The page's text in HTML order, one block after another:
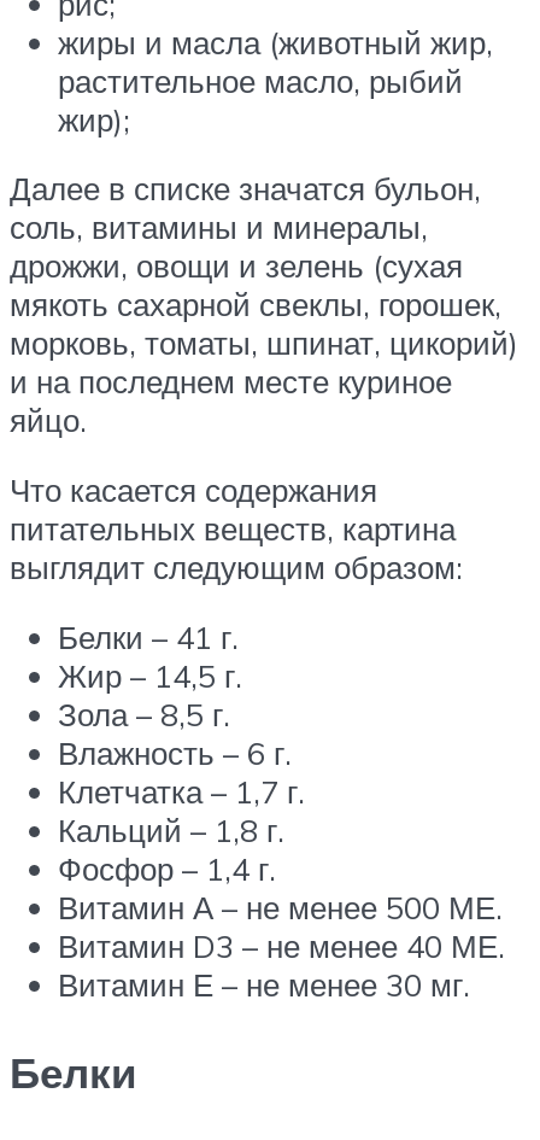
жиры и масла (животный жир,
растительное масло, рыбий
жир);
Далее в списке значатся бульон,
соль, витамины и минералы,
дрожжи, овощи и зелень (сухая
мякоть сахарной свеклы, горошек,
морковь, томаты, шпинат, цикорий)
и на последнем месте куриное
яйцо.
Что касается содержания
питательных веществ, картина
выглядит следующим образом:
Белки – 41 г.
Жир – 14,5 г.
Зола – 8,5 г.
Влажность – 6 г.
Клетчатка – 1,7 г.
Кальций – 1,8 г.
Фосфор – 1,4 г.
Витамин А – не менее 500 МЕ.
Витамин D3 – не менее 40 МЕ.
Витамин Е – не менее 30 мг.
Белки